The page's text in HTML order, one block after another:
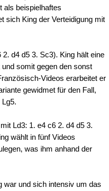
als beispielhaftes
sich King der Verteidigung mit
d4 d5 3. Sc3). King hält eine
somit gegen den sonst
Videos erarbeitet er
gewidmet für den Fall,
Ld3: 1. e4 c6 2. d4 d5 3.
wählt in fünf Videos
was ihm anhand der
war und sich intensiv um das